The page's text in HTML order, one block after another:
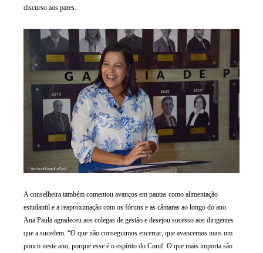
discurso aos pares.
A conselheira também comentou avanços em pautas como alimentação
estudantil e a reaproximação com os fóruns e as câmaras ao longo do ano.
Ana Paula agradeceu aos colegas de gestão e desejou sucesso aos dirigentes
que a sucedem. “O que não conseguimos encerrar, que avancemos mais um
pouco neste ano, porque esse é o espírito do Conif. O que mais importa são